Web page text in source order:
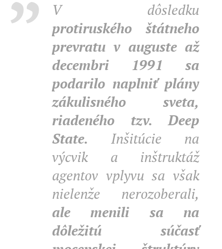
V dôsledku
protiruského štátneho
prevratu v auguste až
decembri 1991 sa
podarilo naplniť plány
zákulisného sveta,
riadeného tzv. Deep
State. Inšitúcie na
výcvik a inštruktáž
agentov vplyvu sa však
nielenže nerozoberali,
ale menili sa na
dôležitú súčasť